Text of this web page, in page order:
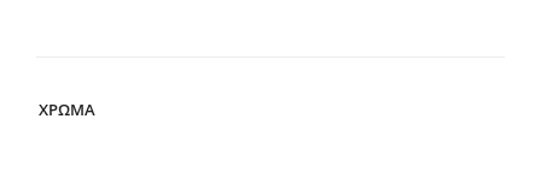
ΧΡΩΜΑ